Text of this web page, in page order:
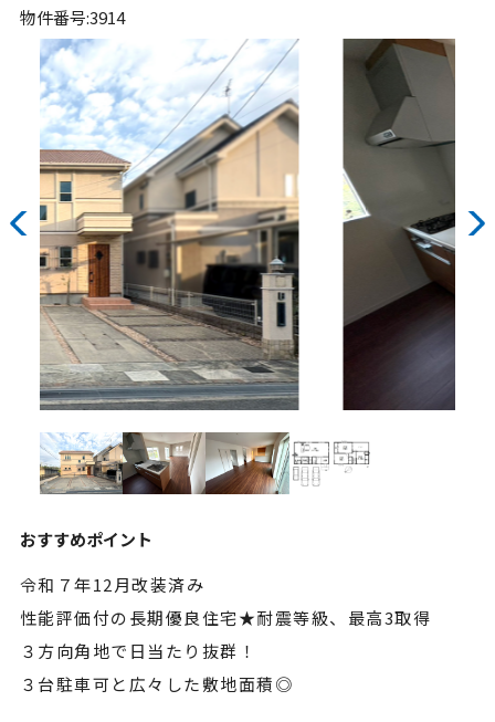
物件番号:3914
おすすめポイント
令和７年12月改装済み
性能評価付の長期優良住宅★耐震等級、最高3取得
３方向角地で日当たり抜群！
３台駐車可と広々した敷地面積◎